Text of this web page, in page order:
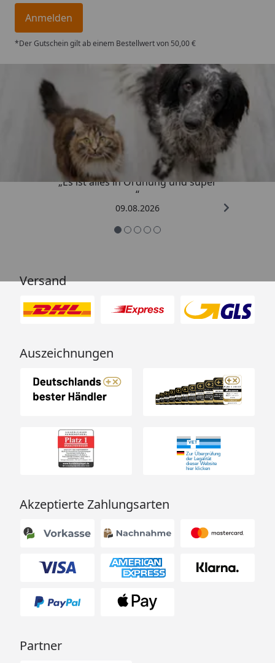
Anmelden
*Der Gutschein gilt ab einem Bestellwert von 50,00 €
Trusted Shops
/ 5
„Es ist alles in Ordnung und super
“
09.08.2026
Versand
Auszeichnungen
Akzeptierte Zahlungsarten
Partner